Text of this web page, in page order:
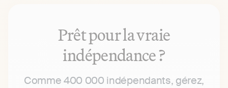
Prêt pour la vraie
indépendance ?
Comme 400 000 indépendants, gérez,